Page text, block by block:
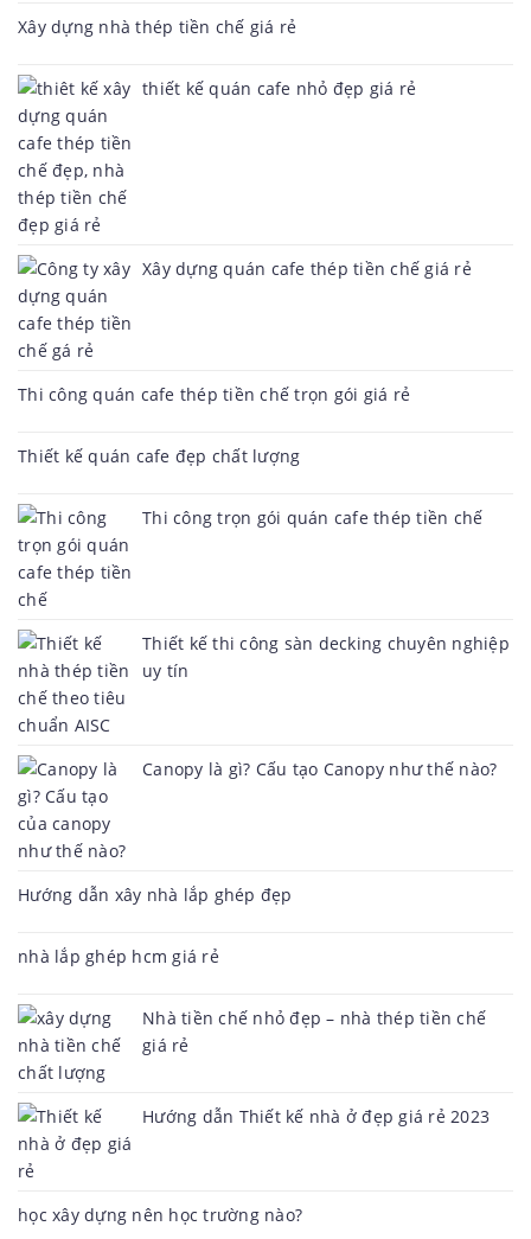
Xây dựng nhà thép tiền chế giá rẻ
thiết kế quán cafe nhỏ đẹp giá rẻ
Xây dựng quán cafe thép tiền chế giá rẻ
Thi công quán cafe thép tiền chế trọn gói giá rẻ
Thiết kế quán cafe đẹp chất lượng
Thi công trọn gói quán cafe thép tiền chế
Thiết kế thi công sàn decking chuyên nghiệp
uy tín
Canopy là gì? Cấu tạo Canopy như thế nào?
Hướng dẫn xây nhà lắp ghép đẹp
nhà lắp ghép hcm giá rẻ
Nhà tiền chế nhỏ đẹp – nhà thép tiền chế
giá rẻ
Hướng dẫn Thiết kế nhà ở đẹp giá rẻ 2023
học xây dựng nên học trường nào?